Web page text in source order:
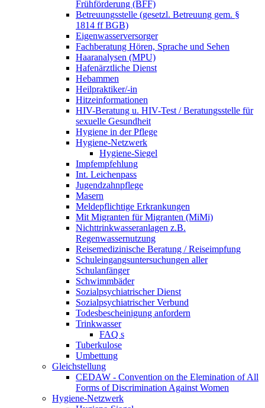
Frühförderung (BFF)
Betreuungsstelle (gesetzl. Betreuung gem. §
1814 ff BGB)
Eigenwasserversorger
Fachberatung Hören, Sprache und Sehen
Haaranalysen (MPU)
Hafenärztliche Dienst
Hebammen
Heilpraktiker/-in
Hitzeinformationen
HIV-Beratung u. HIV-Test / Beratungsstelle für
sexuelle Gesundheit
Hygiene in der Pflege
Hygiene-Netzwerk
Hygiene-Siegel
Impfempfehlung
Int. Leichenpass
Jugendzahnpflege
Masern
Meldepflichtige Erkrankungen
Mit Migranten für Migranten (MiMi)
Nichttrinkwasseranlagen z.B.
Regenwassernutzung
Reisemedizinische Beratung / Reiseimpfung
Schuleingangsuntersuchungen aller
Schulanfänger
Schwimmbäder
Sozialpsychiatrischer Dienst
Sozialpsychiatrischer Verbund
Todesbescheinigung anfordern
Trinkwasser
FAQ s
Tuberkulose
Umbettung
Gleichstellung
CEDAW - Convention on the Elemination of All
Forms of Discrimination Against Women
Hygiene-Netzwerk